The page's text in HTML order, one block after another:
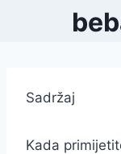
Sadržaj
Kada